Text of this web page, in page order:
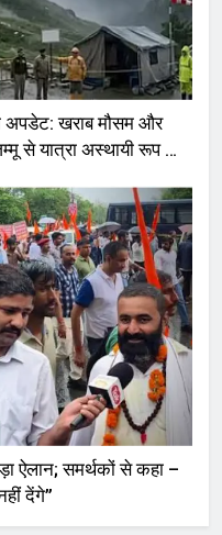
अपडेट: खराब मौसम और
से यात्रा अस्थायी रूप से
ऐलान; समर्थकों से कहा –
देंगे”